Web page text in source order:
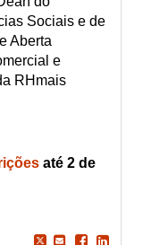
Sociais e de
Aberta
e
RHmais
até 2 de